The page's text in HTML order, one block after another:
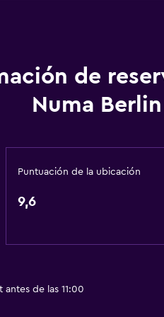
de
Numa
Puntuación de la ubicación
9,6
de las 11:00